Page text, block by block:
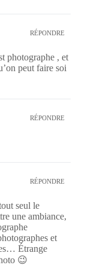
RÉPONDRE
photographe , et
peut faire soi
RÉPONDRE
RÉPONDRE
seul le
une ambiance,
et
Étrange
😉